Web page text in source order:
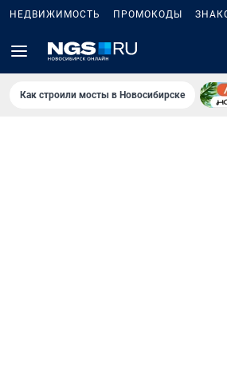
НЕДВИЖИМОСТЬ ПРОМОКОДЫ
Как строили мосты в Новосибирске